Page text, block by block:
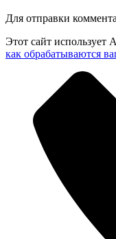
Для отправки
Этот сайт использует
как обрабатываются